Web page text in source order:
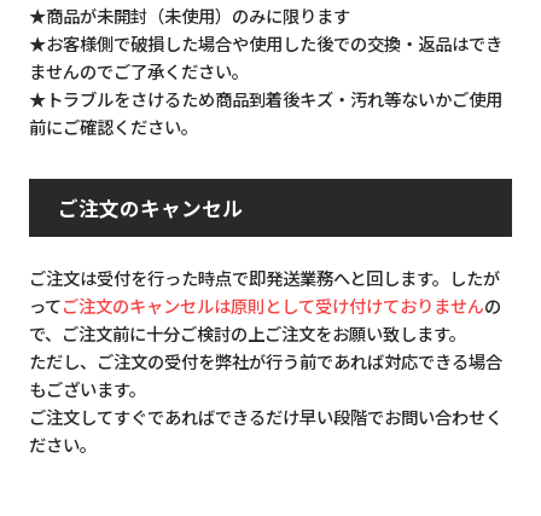
★商品が未開封（未使用）のみに限ります
★お客様側で破損した場合や使用した後での交換・返品はでき
ませんのでご了承ください。
★トラブルをさけるため商品到着後キズ・汚れ等ないかご使用
前にご確認ください。
ご注文のキャンセル
ご注文は受付を行った時点で即発送業務へと回します。したが
ってご注文のキャンセルは原則として受け付けておりませんの
で、ご注文前に十分ご検討の上ご注文をお願い致します。
ただし、ご注文の受付を弊社が行う前であれば対応できる場合
もございます。
ご注文してすぐであればできるだけ早い段階でお問い合わせく
ださい。